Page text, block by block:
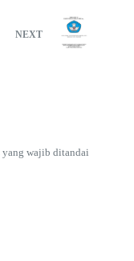
NEXT
yang wajib ditandai